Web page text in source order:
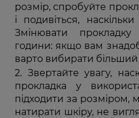
розмір, спробуйте
і подивіться,
Змінювати
години: якщо вам
варто вибирати більший
Звертайте увагу,
прокладка у
підходити за розміром,
натирати шкіру, не